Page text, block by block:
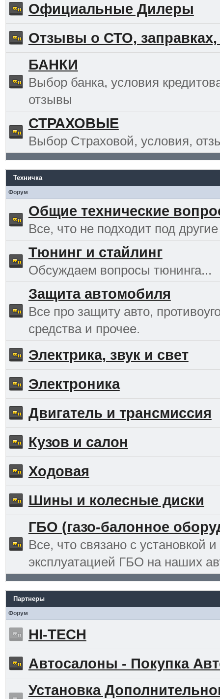
Официальные Дилеры
Отзывы о СТО, заправках,
БАНКИ
Выбор банка, условия
отзывы
СТРАХОВЫЕ
Выбор Страховой, условия,
Техничка
Форум
Общие технические
Все, что не подходит под другие
Тюнинг и стайлинг
Обсуждаем вопросы тюнинга...
Защита автомобиля
Все про защиту авто,
средства и прочее.
Электрика, звук и свет
Электроника
Двигатель и трансмиссия
Кузов и салон
Ходовая
Шины и колесные диски
ГБО (газо-балонное
Все, что связано с установкой и
эксплуатацией ГБО на наших
Партнеры
Форум
HI-TECH
Автосалоны - Покупка
Установка